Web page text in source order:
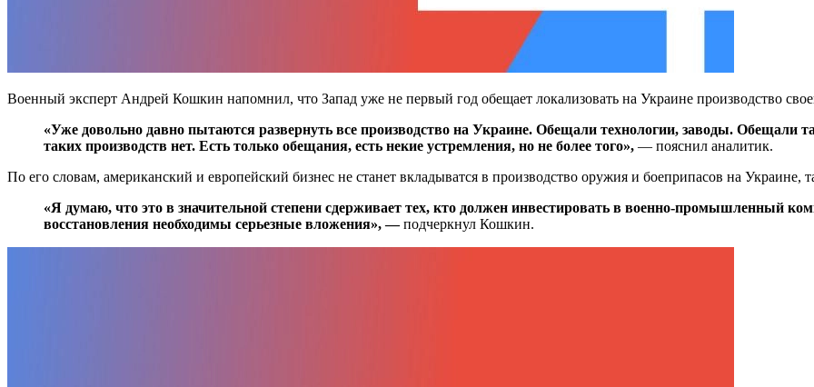
Военный эксперт Андрей Кошкин напомнил, что Запад уже не первый год обещает локализовать на Украине производство
«Уже довольно давно пытаются развернуть все производство на Украине. Обещали технологии, заводы.
таких производств нет. Есть только обещания, есть некие устремления, но не более того», — пояснил аналитик.
По его словам, американский и европейский бизнес не станет вкладыватся в производство оружия и боеприпасов на
«Я думаю, что это в значительной степени сдерживает тех, кто должен инвестировать в военно-промышленный
восстановления необходимы серьезные вложения», —подчеркнул Кошкин.